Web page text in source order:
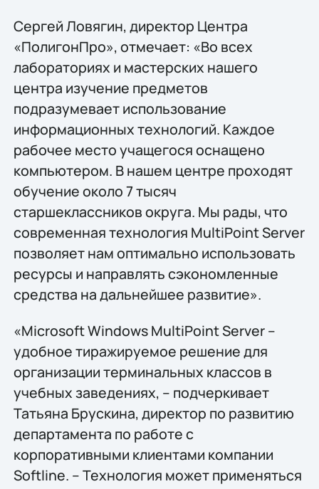
Сергей Ловягин, директор Центра
«ПолигонПро», отмечает: «Во всех
лабораториях и мастерских нашего
центра изучение предметов
подразумевает использование
информационных технологий. Каждое
рабочее место учащегося оснащено
компьютером. В нашем центре проходят
обучение около 7 тысяч
старшеклассников округа. Мы рады, что
современная технология MultiPoint Server
позволяет нам оптимально использовать
ресурсы и направлять сэкономленные
средства на дальнейшее развитие».
«Microsoft Windows MultiPoint Server –
удобное тиражируемое решение для
организации терминальных классов в
учебных заведениях, – подчеркивает
Татьяна Брускина, директор по развитию
департамента по работе с
корпоративными клиентами компании
Softline. – Технология может применяться